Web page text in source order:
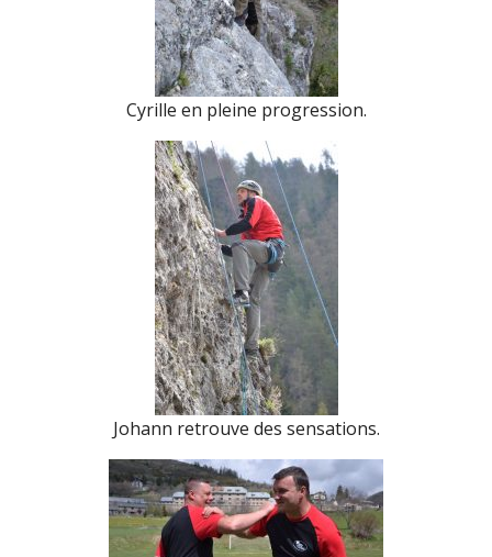
Cyrille en pleine progression.
Johann retrouve des sensations.